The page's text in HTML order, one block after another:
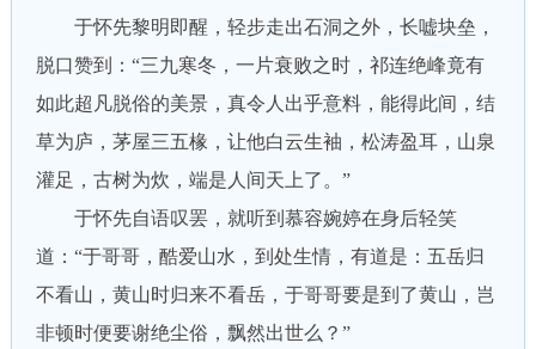
于怀先黎明即醒，轻步走出石洞之外，长嘘块垒，
脱口赞到：“三九寒冬，一片衰败之时，祁连绝峰竟有
如此超凡脱俗的美景，真令人出乎意料，能得此间，结
草为庐，茅屋三五椽，让他白云生袖，松涛盈耳，山泉
灌足，古树为炊，端是人间天上了。”
于怀先自语叹罢，就听到慕容婉婷在身后轻笑
道：“于哥哥，酷爱山水，到处生情，有道是：五岳归
不看山，黄山时归来不看岳，于哥哥要是到了黄山，岂
非顿时便要谢绝尘俗，飘然出世么？”